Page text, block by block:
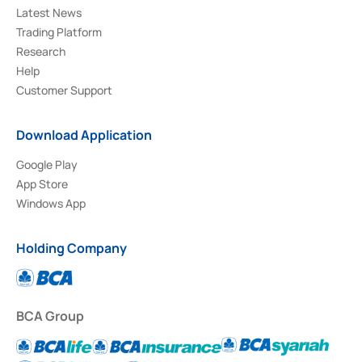
Latest News
Trading Platform
Research
Help
Customer Support
Download Application
Google Play
App Store
Windows App
Holding Company
BCA Group